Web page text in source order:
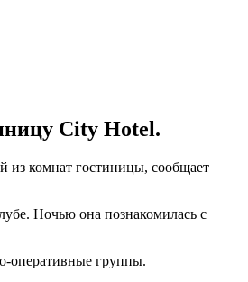
City Hotel.
из комнат гостиницы, сообщает
Ночью она познакомилась с
оперативные группы.